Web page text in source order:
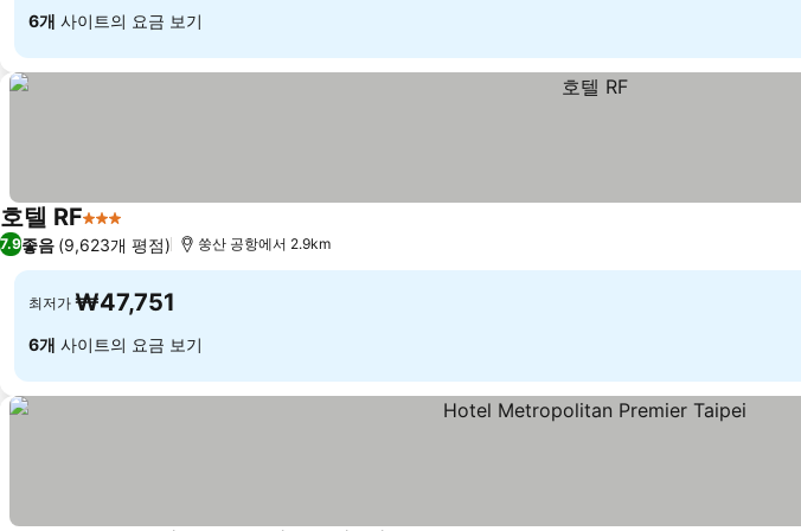
6개 사이트의 요금 보기
호텔 RF3 성급 요금 보기
7.9좋음 (9,623개 평점) 쑹산 공항에서 2.9km
최저가 ₩47,751
6개 사이트의 요금 보기